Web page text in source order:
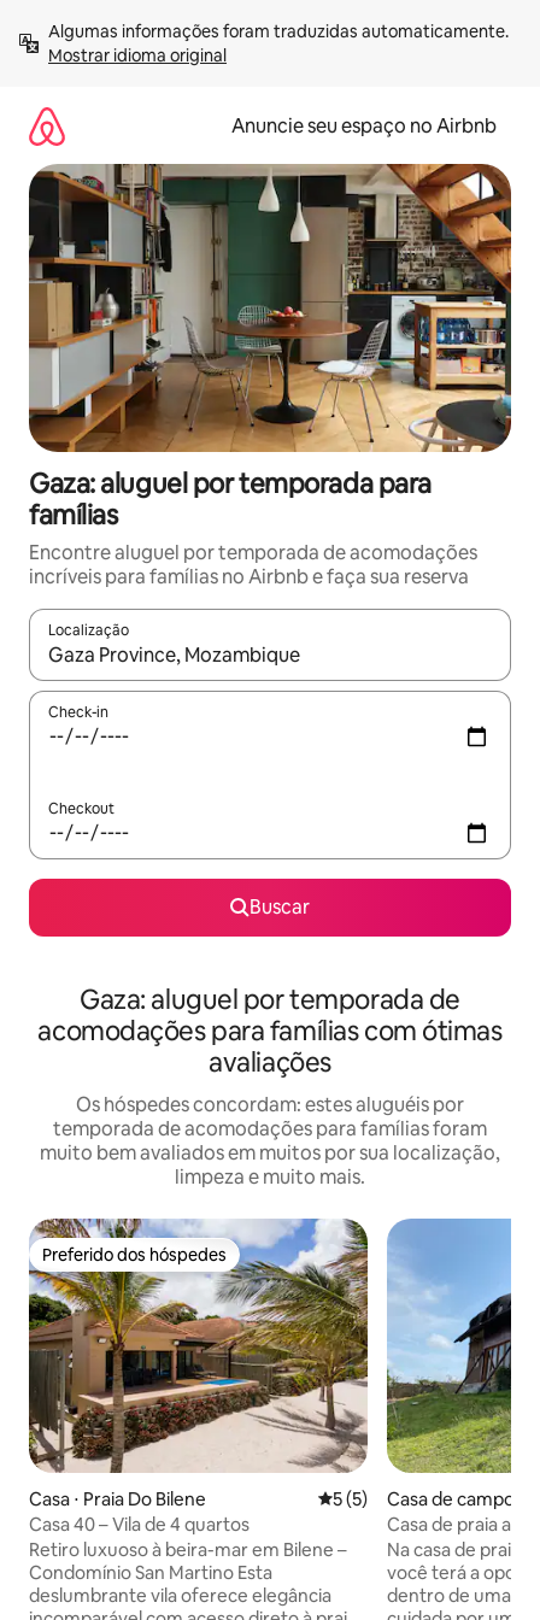
para
Mostrar idioma original
Anuncie seu espaço no Airbnb
Gaza: aluguel por temporada para
famílias
Encontre aluguel por temporada de acomodações
incríveis para famílias no Airbnb e faça sua reserva
Localização
Quando os resultados estiverem disponíveis, explore-os
Check-in
Checkout
Buscar
Gaza: aluguel por temporada de
acomodações para famílias com ótimas
avaliações
Os hóspedes concordam: estes aluguéis por
temporada de acomodações para famílias foram
muito bem avaliados em muitos por sua localização,
limpeza e muito mais.
Preferido dos hóspedes
Preferido dos hóspedes
Casa ⋅ Praia Do Bilene 5 de uma avaliação média
5 (5)
Casa 40 – Vila de 4 quartos
Retiro luxuoso à beira-mar em Bilene –
Condomínio San Martino Esta
deslumbrante vila oferece elegância
Casa de campo ⋅
ne
Casa de praia
Bilene
Na casa de praia
você terá a
dentro de uma